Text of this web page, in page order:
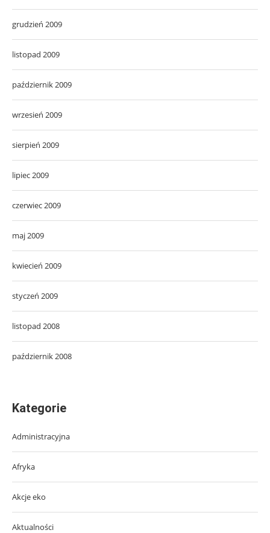
grudzień 2009
listopad 2009
październik 2009
wrzesień 2009
sierpień 2009
lipiec 2009
czerwiec 2009
maj 2009
kwiecień 2009
styczeń 2009
listopad 2008
październik 2008
Kategorie
Administracyjna
Afryka
Akcje eko
Aktualności